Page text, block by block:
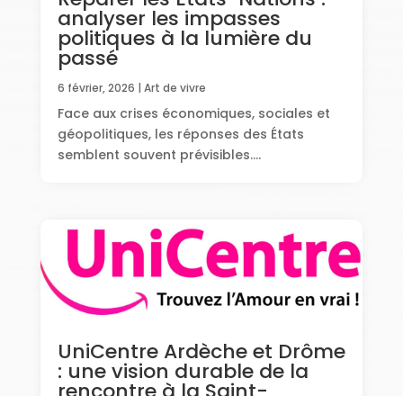
analyser les impasses
politiques à la lumière du
passé
6 février, 2026 | Art de vivre
Face aux crises économiques, sociales et
géopolitiques, les réponses des États
semblent souvent prévisibles....
UniCentre Ardèche et Drôme
: une vision durable de la